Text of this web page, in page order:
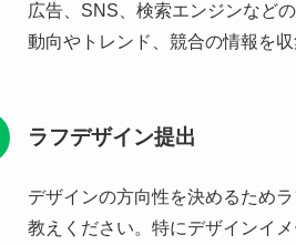
広告、SNS、検索エンジンなど
動向やトレンド、競合の情報を
ラフデザイン提出
デザインの方向性を決めるため
教えください。特にデザインイ